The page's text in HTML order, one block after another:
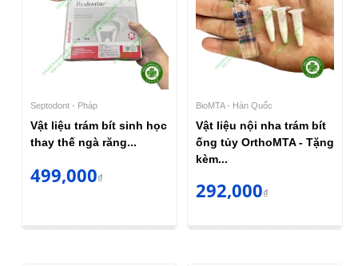
Septodont - Pháp
Vật liệu trám bít sinh học
thay thế ngà răng...
499,000₫
BioMTA - Hàn Quốc
Vật liệu nội nha trám bít
ống tủy OrthoMTA - Tặng
kèm...
292,000₫